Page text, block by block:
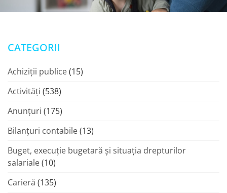
CATEGORII
Achiziții publice(15)
Activități (538)
Anunțuri (175)
Bilanțuri contabile(13)
Buget, execuție bugetară și situația drepturilor
salariale(10)
Carieră (135)